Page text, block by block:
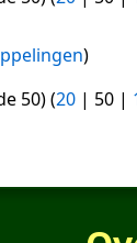
)
50) (20 | 50 |